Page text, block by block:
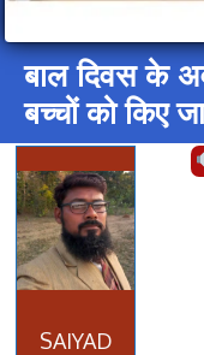
बाल दिवस के
बच्चों को किए
SAIYAD